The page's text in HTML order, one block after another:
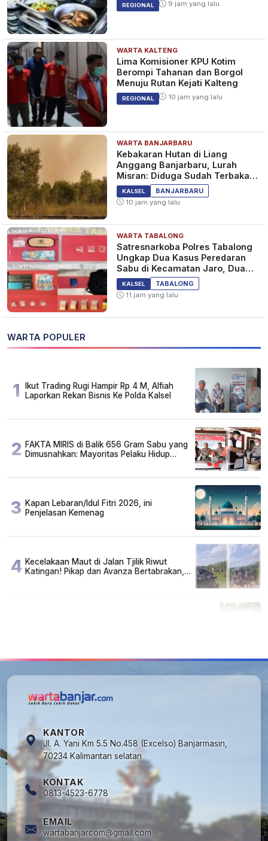
REGIONAL 9 jam yang lalu
WARTA KALTENG
Lima Komisioner KPU Kotim
Berompi Tahanan dan Borgol
Menuju Rutan Kejati Kalteng
REGIONAL 10 jam yang lalu
WARTA BANJARBARU
Kebakaran Hutan di Liang
Anggang Banjarbaru, Lurah
Misran: Diduga Sudah Terbakar
Sejak Tadi Malam
KALSEL
BANJARBARU
10 jam yang lalu
WARTA TABALONG
Satresnarkoba Polres Tabalong
Ungkap Dua Kasus Peredaran
Sabu di Kecamatan Jaro, Dua
Pelaku Diamankan
KALSEL
TABALONG
11 jam yang lalu
WARTA POPULER
1
Ikut Trading Rugi Hampir Rp 4 M, Alfiah
Laporkan Rekan Bisnis Ke Polda Kalsel
2 FAKTA MIRIS di Balik 656 Gram Sabu yang
Dimusnahkan: Mayoritas Pelaku Hidup
3 Kapan Lebaran/Idul Fitri 2026, ini
Penjelasan Kemenag
4 Kecelakaan Maut di Jalan Tjilik Riwut
Katingan! Pikap dan Avanza Bertabrakan,
KANTOR
Jl. A. Yani Km 5.5 No.458 (Excelso) Banjarmasin,
70234 Kalimantan selatan
KONTAK
0813-4523-6778
EMAIL
wartabanjarcom@gmail.com